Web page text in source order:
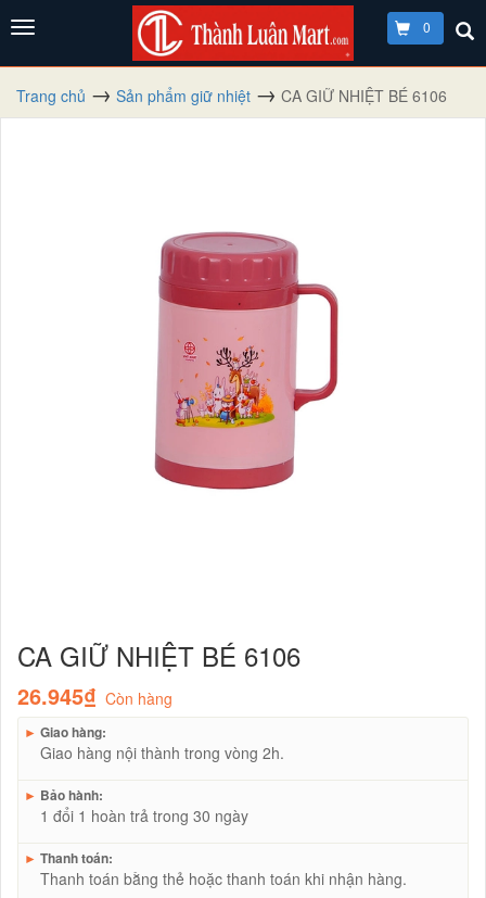
0
Trang chủ Sản phẩm giữ nhiệt CA GIỮ NHIỆT BÉ 6106
CA GIỮ NHIỆT BÉ 6106
26.945₫ Còn hàng
► Giao hàng:
Giao hàng nội thành trong vòng 2h.
► Bảo hành:
1 đổi 1 hoàn trả trong 30 ngày
► Thanh toán:
Thanh toán bằng thẻ hoặc thanh toán khi nhận hàng.